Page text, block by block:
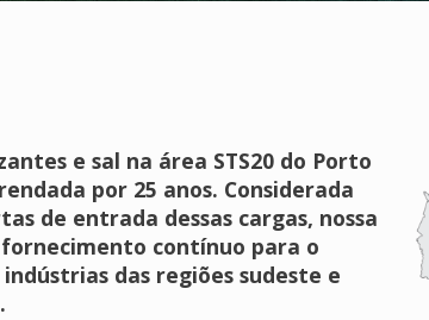
e sal na área STS20 do Porto
por 25 anos. Considerada
de entrada dessas cargas, nossa
contínuo para o
das regiões sudeste e